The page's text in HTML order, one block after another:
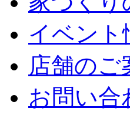
イベント
店舗のご
お問い合